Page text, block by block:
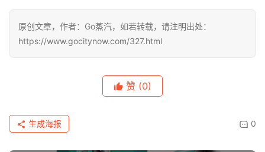
电
子
烟
百
次
性
原创文章，作者：Go蒸汽，如若转载，请注明出处：
https://www.gocitynow.com/327.html
赞 (0)
0
生成海报